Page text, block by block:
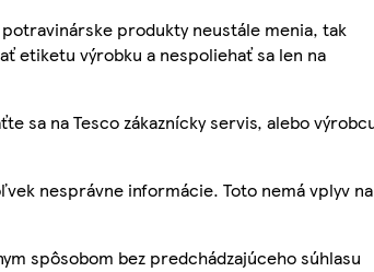
produkty neustále menia, tak
etiketu výrobku a nespoliehať sa len na
sa na Tesco zákaznícky servis, alebo
nesprávne informácie. Toto nemá vplyv na
spôsobom bez predchádzajúceho súhlasu